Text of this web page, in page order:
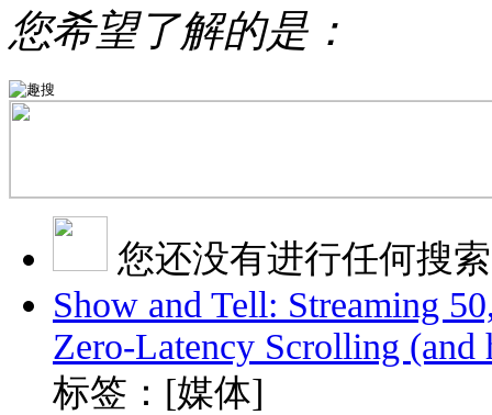
您希望了解的是：
您还没有进行任何搜
Show and Tell: Streaming
Zero-Latency Scrolling
标签：[媒体]